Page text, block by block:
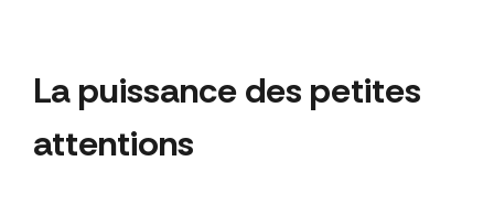
La puissance des petites
attentions